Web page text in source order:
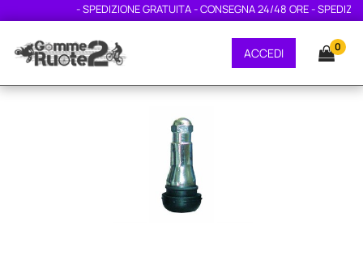
- SPEDIZIONE GRATUITA - CONSEGNA 24/48 ORE -
ACCEDI 0